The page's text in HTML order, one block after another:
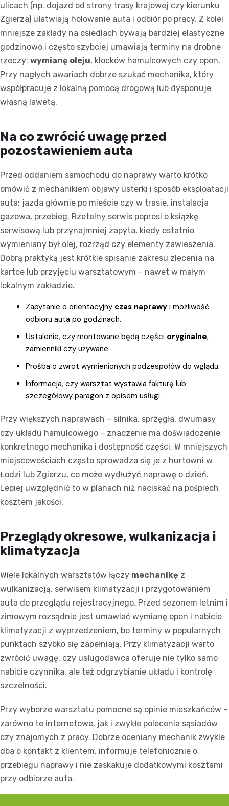
ulicach (np. dojazd od strony trasy krajowej czy kierunku
Zgierza) ułatwiają holowanie auta i odbiór po pracy. Z kolei
mniejsze zakłady na osiedlach bywają bardziej elastyczne
godzinowo i często szybciej umawiają terminy na drobne
rzeczy: wymianę oleju, klocków hamulcowych czy opon.
Przy nagłych awariach dobrze szukać mechanika, który
współpracuje z lokalną pomocą drogową lub dysponuje
własną lawetą.
Na co zwrócić uwagę przed
pozostawieniem auta
Przed oddaniem samochodu do naprawy warto krótko
omówić z mechanikiem objawy usterki i sposób eksploatacji
auta: jazda głównie po mieście czy w trasie, instalacja
gazowa, przebieg. Rzetelny serwis poprosi o książkę
serwisową lub przynajmniej zapyta, kiedy ostatnio
wymieniany był olej, rozrząd czy elementy zawieszenia.
Dobrą praktyką jest krótkie spisanie zakresu zlecenia na
kartce lub przyjęciu warsztatowym – nawet w małym
lokalnym zakładzie.
Zapytanie o orientacyjny czas naprawy i możliwość
odbioru auta po godzinach.
Ustalenie, czy montowane będą części oryginalne,
zamienniki czy używane.
Prośba o zwrot wymienionych podzespołów do wglądu.
Informacja, czy warsztat wystawia fakturę lub
szczegółowy paragon z opisem usługi.
Przy większych naprawach – silnika, sprzęgła, dwumasy
czy układu hamulcowego – znaczenie ma doświadczenie
konkretnego mechanika i dostępność części. W mniejszych
miejscowościach często sprowadza się je z hurtowni w
Łodzi lub Zgierzu, co może wydłużyć naprawę o dzień.
Lepiej uwzględnić to w planach niż naciskać na pośpiech
kosztem jakości.
Przeglądy okresowe, wulkanizacja i
klimatyzacja
Wiele lokalnych warsztatów łączy mechanikę z
wulkanizacją, serwisem klimatyzacji i przygotowaniem
auta do przeglądu rejestracyjnego. Przed sezonem letnim i
zimowym rozsądnie jest umawiać wymianę opon i nabicie
klimatyzacji z wyprzedzeniem, bo terminy w popularnych
punktach szybko się zapełniają. Przy klimatyzacji warto
zwrócić uwagę, czy usługodawca oferuje nie tylko samo
nabicie czynnika, ale też odgrzybianie układu i kontrolę
szczelności.
Przy wyborze warsztatu pomocne są opinie mieszkańców –
zarówno te internetowe, jak i zwykłe polecenia sąsiadów
czy znajomych z pracy. Dobrze oceniany mechanik zwykle
dba o kontakt z klientem, informuje telefonicznie o
przebiegu naprawy i nie zaskakuje dodatkowymi kosztami
przy odbiorze auta.